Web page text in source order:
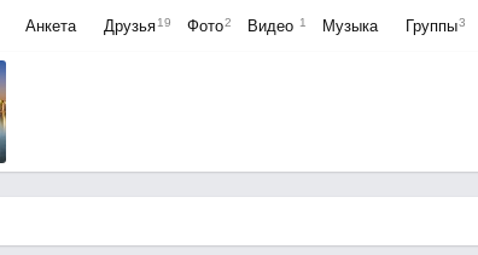
Анкета Друзья 19 Фото2 Видео 1 Музыка Группы3